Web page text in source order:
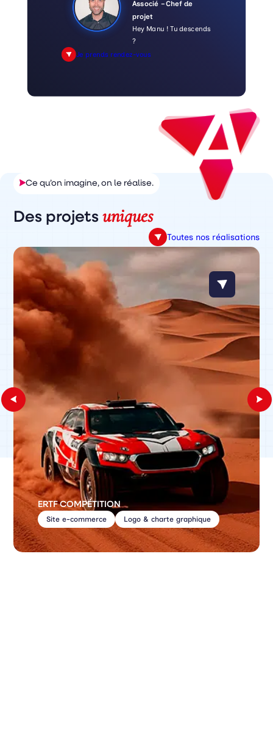
Associé – Chef de
projet
Hey Manu ! Tu descends
?
Je prends rendez-vous
Ce qu’on imagine, on le réalise.
Des projetsuniques
Toutes nos réalisations
ERTF COMPÉTITION
Site e-commerce Logo & charte graphique